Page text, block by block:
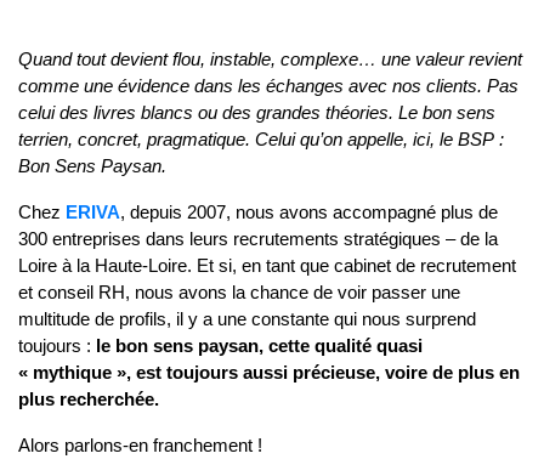
Quand tout devient flou, instable, complexe… une valeur revient
comme une évidence dans les échanges avec nos clients. Pas
celui des livres blancs ou des grandes théories. Le bon sens
terrien, concret, pragmatique. Celui qu’on appelle, ici, le BSP :
Bon Sens Paysan.
Chez ERIVA, depuis 2007, nous avons accompagné plus de
300 entreprises dans leurs recrutements stratégiques – de la
Loire à la Haute-Loire. Et si, en tant que cabinet de recrutement
et conseil RH, nous avons la chance de voir passer une
multitude de profils, il y a une constante qui nous surprend
toujours : le bon sens paysan, cette qualité quasi
« mythique », est toujours aussi précieuse, voire de plus en
plus recherchée.
Alors parlons-en franchement !